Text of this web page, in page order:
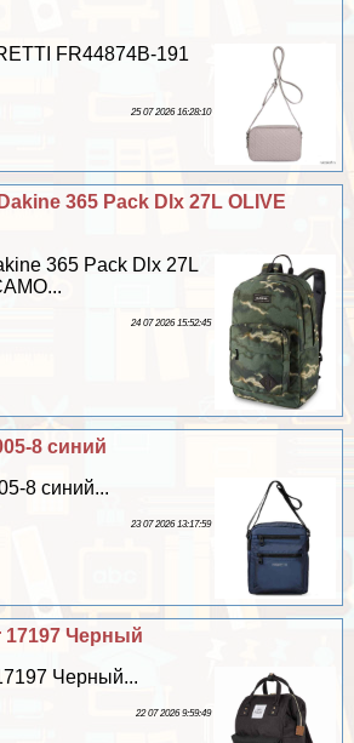
FR44874B-191
25 07 2026 16:28:10
365 Pack Dlx 27L OLIVE
365 Pack Dlx 27L
24 07 2026 15:52:45
8 синий
8 синий...
23 07 2026 13:17:59
17197 Черный
Черный...
22 07 2026 9:59:49